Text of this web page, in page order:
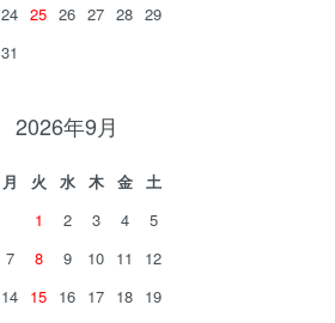
24 25 26 27 28 29
31
2026年9月
月 火 水 木 金
土
1
2 3 4
5
7 8 9 10 11
12
14 15 16 17 18 19